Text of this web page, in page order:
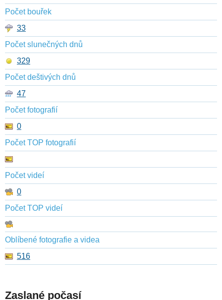
Počet bouřek
33
Počet slunečných dnů
329
Počet deštivých dnů
47
Počet fotografií
0
Počet TOP fotografií
Počet videí
0
Počet TOP videí
Oblíbené fotografie a videa
516
Zaslané počasí